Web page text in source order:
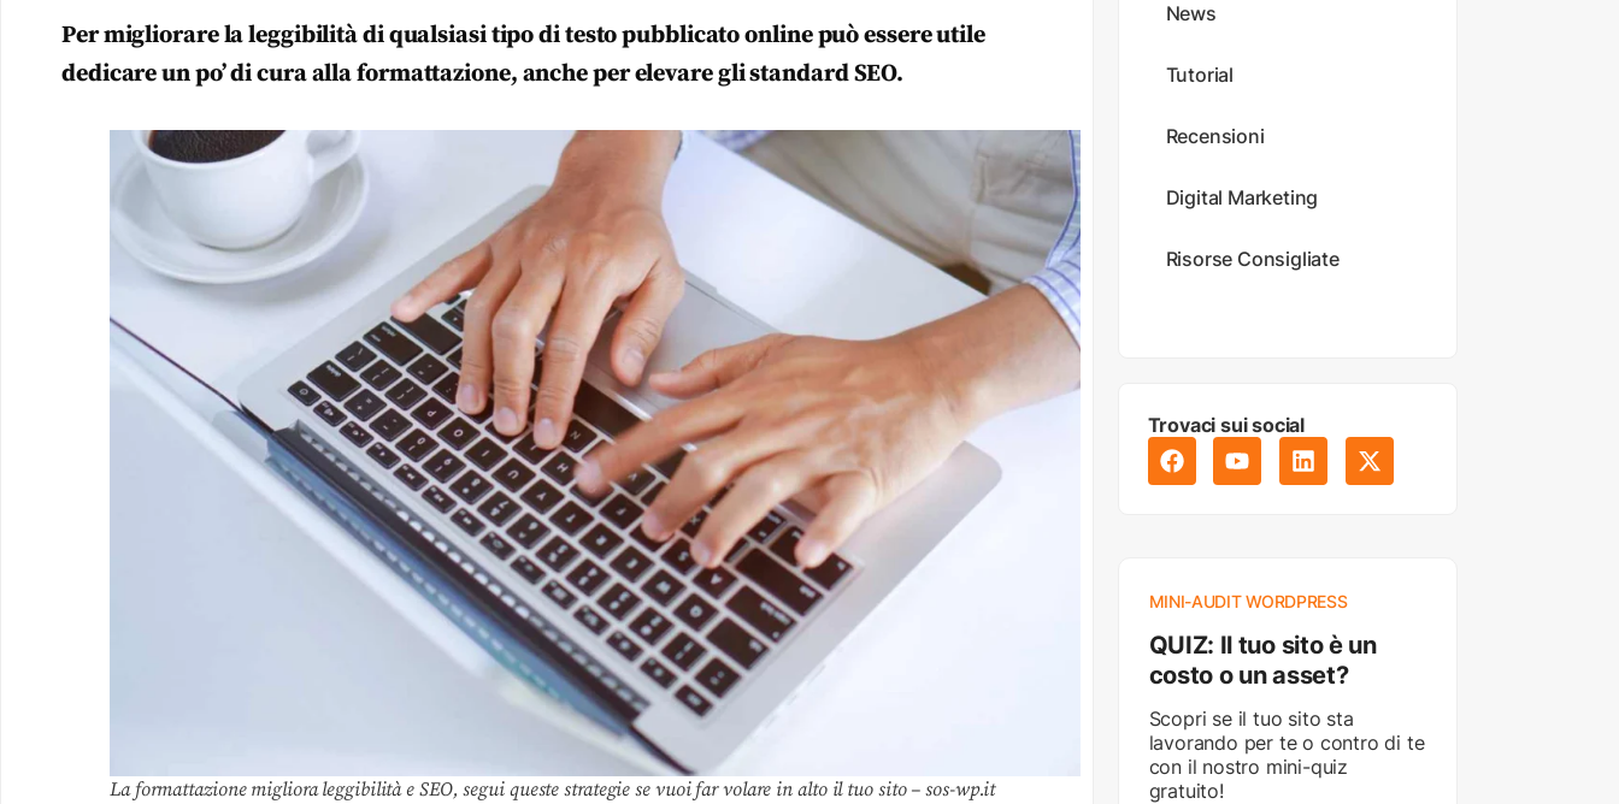
Per migliorare la leggibilità di qualsiasi tipo di testo pubblicato online può essere utile
dedicare un po’ di cura alla formattazione, anche per elevare gli standard SEO.
La formattazione migliora leggibilità e SEO, segui queste strategie se vuoi far volare in alto il tuo sito – sos-wp.it
News
Tutorial
Recensioni
Digital Marketing
Risorse Consigliate
Trovaci sui social
MINI-AUDIT WORDPRESS
QUIZ: Il tuo sito è un
costo o un asset?
Scopri se il tuo sito sta
lavorando per te o contro di te
con il nostro mini-quiz
gratuito!